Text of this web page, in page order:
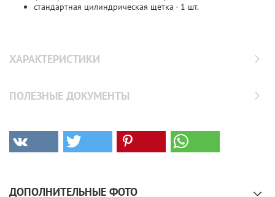
стандартная цилиндрическая щетка - 1 шт.
ХАРАКТЕРИСТИКИ
ПОЛЕЗНЫЕ ДОКУМЕНТЫ
ДОПОЛНИТЕЛЬНЫЕ ФОТО